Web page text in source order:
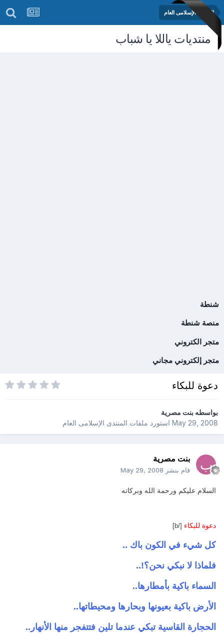
المنتدى الإسلامى العام
منتديات ياللا يا شباب
شنطة
منصة شنطة
متجر الكتروني
متجر إلكتروني مجاني
دعوة للبكاء
بواسطهبنت مصرية
May 29, 2008استورد ملفات المنتدى الإسلامى العام
بنت مصرية
قام بنشر May 29, 2008
السلام عليكم ورحمة الله وبركاته
دعوة للبكاء [/b]
كل شيء في الكون باك ..
فلماذا لا نبكي نحن؟!..
السماء باكية بأمطارها..
الأرض باكية بعيونها وبحارها ومحيطاتها..
الحجارة القاسية تبكي عندما تلين فتتفجر منها الأنهار..